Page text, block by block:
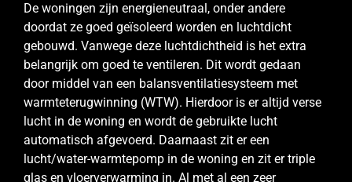
De woningen zijn energieneutraal, onder andere
doordat ze goed geïsoleerd worden en luchtdicht
gebouwd. Vanwege deze luchtdichtheid is het extra
belangrijk om goed te ventileren. Dit wordt gedaan
door middel van een balansventilatiesysteem met
warmteterugwinning (WTW). Hierdoor is er altijd verse
lucht in de woning en wordt de gebruikte lucht
automatisch afgevoerd. Daarnaast zit er een
lucht/water-warmtepomp in de woning en zit er triple
glas en vloerverwarming in. Al met al een zeer